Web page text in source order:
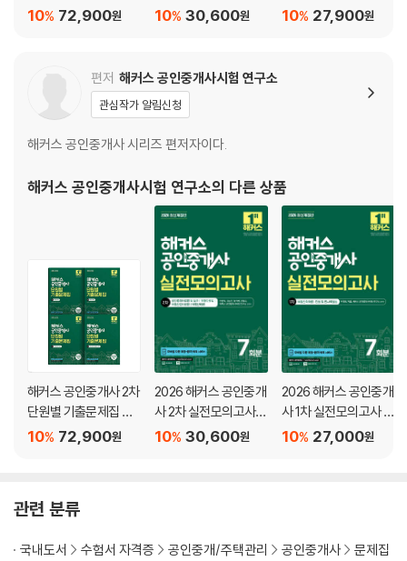
트: 부동산공법, 부동산
72,900원
10%
회분 30,600원
10%
공인중개사법령 및 실
27,900원
10%
편저 해커스 공인중개사시험 연구소
관심작가 알림신청
해커스 공인중개사 시리즈 편저자이다.
해커스 공인중개사시험 연구소의 다른 상품
해커스 공인중개사 2차
단원별 기출문제집 세
트: 부동산공법, 부동산
72,900원
10%
2026 해커스 공인중개
사 2차 실전모의고사 7
회분 30,600원
10%
2026 해커스 공인중개
사 1차 실전모의고사 7
회분 27,000원
10%
관련 분류
국내도서 수험서 자격증 공인중개/주택관리 공인중개사 문제집